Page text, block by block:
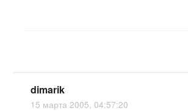
dimarik
15 марта 2005, 04:57:20